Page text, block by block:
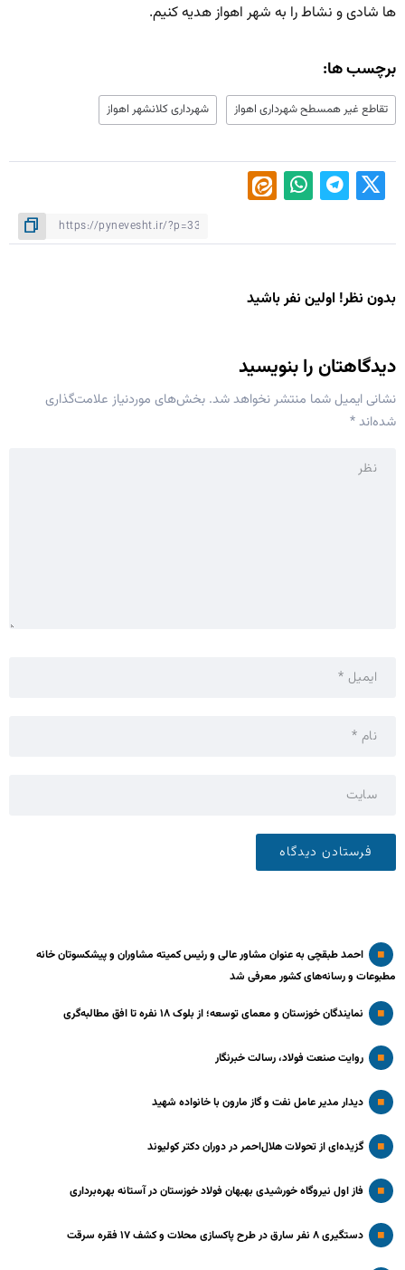
ها شادی و نشاط را به شهر اهواز هدیه کنیم.
برچسب ها:
تقاطع غیر همسطح شهرداری اهواز شهرداری کلانشهر اهواز
بدون نظر! اولین نفر باشید
دیدگاهتان را بنویسید
نشانی ایمیل شما منتشر نخواهد شد. بخش‌های موردنیاز علامت‌گذاری
شده‌اند*
احمد طبقچی به عنوان مشاور عالی و رئیس کمیته مشاوران و پیشکسوتان خانه
مطبوعات و رسانه‌های کشور معرفی شد
نمایندگان خوزستان و معمای توسعه؛ از بلوک ۱۸ نفره تا افق مطالبه‌گری
روایت صنعت فولاد،‌ رسالت خبرنگار
دیدار مدیر عامل نفت و گاز مارون با خانواده شهید
گزیده‌ای از تحولات هلال‌احمر در دوران دکتر کولیوند
فاز اول نیروگاه خورشیدی بهبهان فولاد خوزستان در آستانه بهره‌برداری
دستگیری ۸ نفر سارق در طرح پاکسازی محلات و کشف ۱۷ فقره سرقت